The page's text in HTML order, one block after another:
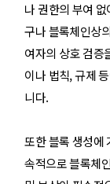
나 권한의 부여
구나 블록체인상
여자의 상호 검증
이나 법칙, 규제
니다.
또한 블록 생성에
속적으로 블록체